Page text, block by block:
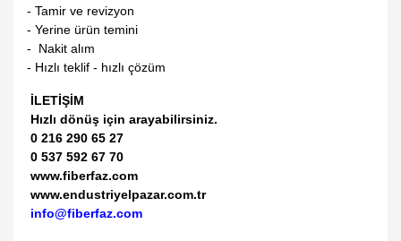
- Tamir ve revizyon
- Yerine ürün temini
- Nakit alım
- Hızlı teklif - hızlı çözüm
İLETİŞİM
Hızlı dönüş için arayabilirsiniz.
0 216 290 65 27
0 537 592 67 70
www.fiberfaz.com
www.endustriyelpazar.com.tr
info@fiberfaz.com